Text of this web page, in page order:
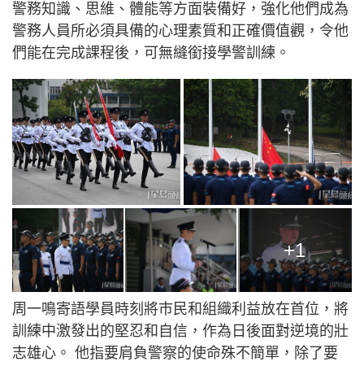
警務知識、思維、體能等方面裝備好，強化他們成為
警務人員所必須具備的心理素質和正確價值觀，令他
們能在完成課程後，可無縫銜接學警訓練。
+1
周一鳴寄語學員時刻將市民和組織利益放在首位，將
訓練中激發出的堅忍和自信，作為日後面對逆境的壯
志雄心。 他指要肩負警察的使命殊不簡單，除了要